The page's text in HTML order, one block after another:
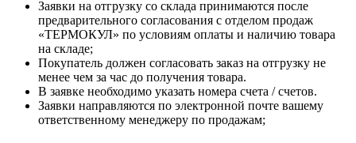
Заявки на отгрузку со склада принимаются после
предварительного согласования с отделом продаж
«ТЕРМОКУЛ» по условиям оплаты и наличию товара
на складе;
Покупатель должен согласовать заказ на отгрузку не
менее чем за час до получения товара.
В заявке необходимо указать номера счета / счетов.
Заявки направляются по электронной почте вашему
ответственному менеджеру по продажам;